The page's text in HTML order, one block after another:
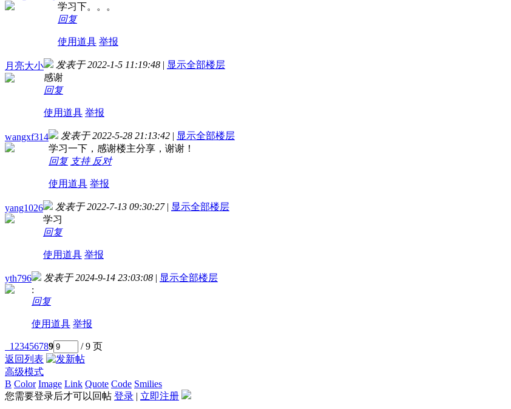
学习下。。。
回复
使用道具 举报
月亮大小 发表于 2022-1-5 11:19:48 | 显示全部楼层
感谢
回复
使用道具 举报
wangxf314 发表于 2022-5-28 21:13:42 | 显示全部楼层
学习一下，感谢楼主分享，谢谢！
回复 支持 反对
使用道具 举报
yang1026 发表于 2022-7-13 09:30:27 | 显示全部楼层
学习
回复
使用道具 举报
yth796 发表于 2024-9-14 23:03:08 | 显示全部楼层
:
回复
使用道具 举报
1 23456789
/ 9 页
返回列表
高级模式
B Color Image Link Quote Code Smilies
您需要登录后才可以回帖 登录 | 立即注册